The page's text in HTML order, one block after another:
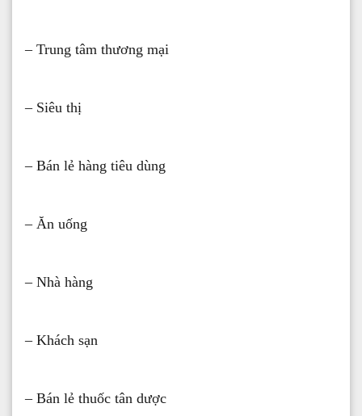
– Trung tâm thương mại
– Siêu thị
– Bán lẻ hàng tiêu dùng
– Ăn uống
– Nhà hàng
– Khách sạn
– Bán lẻ thuốc tân dược